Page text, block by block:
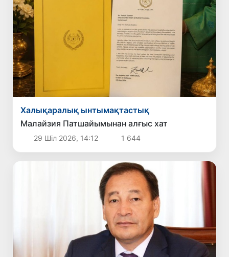
Халықаралық ынтымақтастық
Малайзия Патшайымынан алғыс хат
29 Шіл 2026, 14:12 1 644